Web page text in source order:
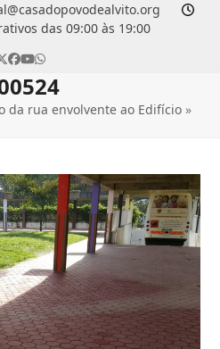
das 09:00 às 19:00
Twitter
Facebook
YouTube
Whatsapp
da rua envolvente ao Edifício »